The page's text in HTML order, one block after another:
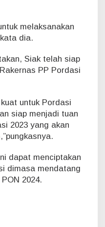
melaksanakan
dia.
Siak telah siap
PP Pordasi
untuk Pordasi
siap menjadi tuan
2023 yang akan
dapat menciptakan
dimasa mendatang
2024.